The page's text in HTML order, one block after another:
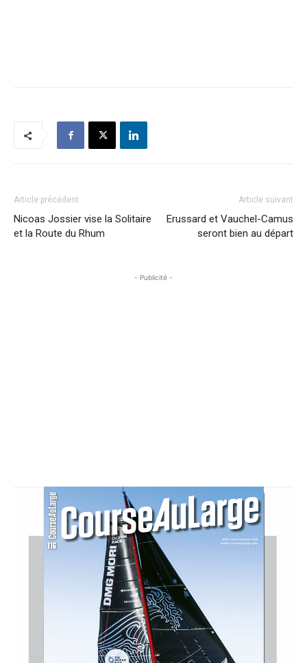
Article précédent
Nicoas Jossier vise la Solitaire
et la Route du Rhum
Article suivant
Erussard et Vauchel-Camus
seront bien au départ
- Publicité -